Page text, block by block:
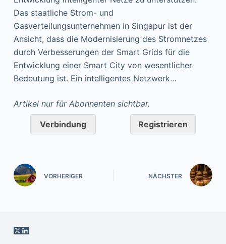
Das staatliche Strom- und
Gasverteilungsunternehmen in Singapur ist der
Ansicht, dass die Modernisierung des Stromnetzes
durch Verbesserungen der Smart Grids für die
Entwicklung einer Smart City von wesentlicher
Bedeutung ist. Ein intelligentes Netzwerk…
Artikel nur für Abonnenten sichtbar.
Verbindung Registrieren
VORHERIGER NÄCHSTER